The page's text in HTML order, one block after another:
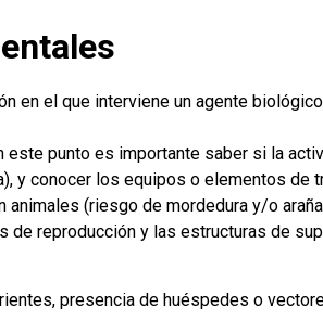
el que interviene un agente
punto es importante saber si la
conocer los equipos o elementos de
(riesgo de mordedura y/o
reproducción y las estructuras de
presencia de huéspedes o